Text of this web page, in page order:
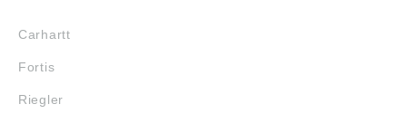
Carhartt
Fortis
Riegler